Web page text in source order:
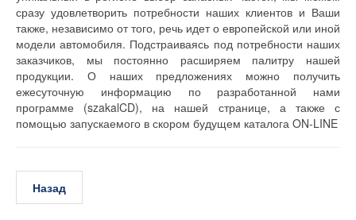
сразу удовлетворить потребности наших клиентов и Ваши
также, независимо от того, речь идет о европейской или иной
модели автомобиля. Подстраиваясь под потребности наших
заказчиков, мы постоянно расширяем палитру нашей
продукции. О наших предложениях можно получить
ежесуточную информацию по разработанной нами
программе (szakalCD), на нашей странице, а также с
помощью запускаемого в скором будущем каталога ON-LINE
Назад